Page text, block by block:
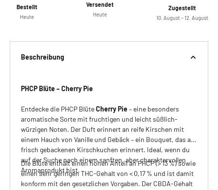
Bestellt
Heute
Versendet
Heute
Zugestellt
10. August – 12. August
Beschreibung
PHCP Blüte – Cherry Pie
Entdecke die PHCP BlüteCherry Pie – eine besonders
aromatische Sorte mit fruchtigen und leicht süßlich-
würzigen Noten. Der Duft erinnert an reife Kirschen mit
einem Hauch von Vanille und Gebäck – ein Bouquet, das an
frisch gebackenen Kirschkuchen erinnert. Ideal, wenn du
auf der Suche nach einem sanften, aber charaktervollen
Aromaprodukt bist.
Die Blüte enthält einen hohen Anteil an PHCP (> 13 %) sowie
einen sehr geringen THC-Gehalt von < 0,17 % und ist damit
konform mit den gesetzlichen Vorgaben. Der CBDA-Gehalt